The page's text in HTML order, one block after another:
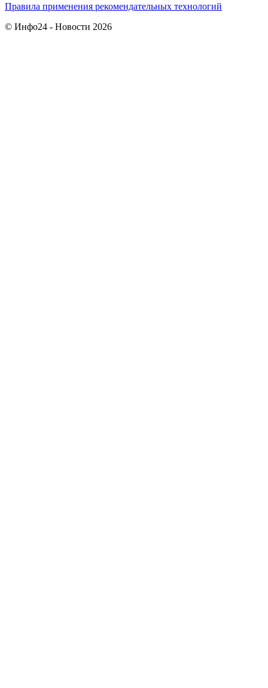
Правила применения рекомендательных технологий
© Инфо24 - Новости 2026